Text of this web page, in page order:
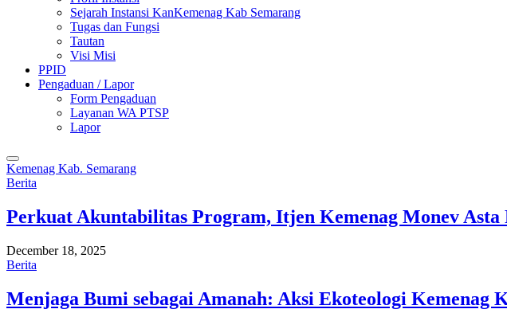
Sejarah Instansi KanKemenag Kab Semarang
Tugas dan Fungsi
Tautan
Visi Misi
PPID
Pengaduan / Lapor
Form Pengaduan
Layanan WA PTSP
Lapor
Kemenag Kab. Semarang
Berita
Perkuat Akuntabilitas Program, Itjen Kemenag Monev Asta
December 18, 2025
Berita
Menjaga Bumi sebagai Amanah: Aksi Ekoteologi Kemenag